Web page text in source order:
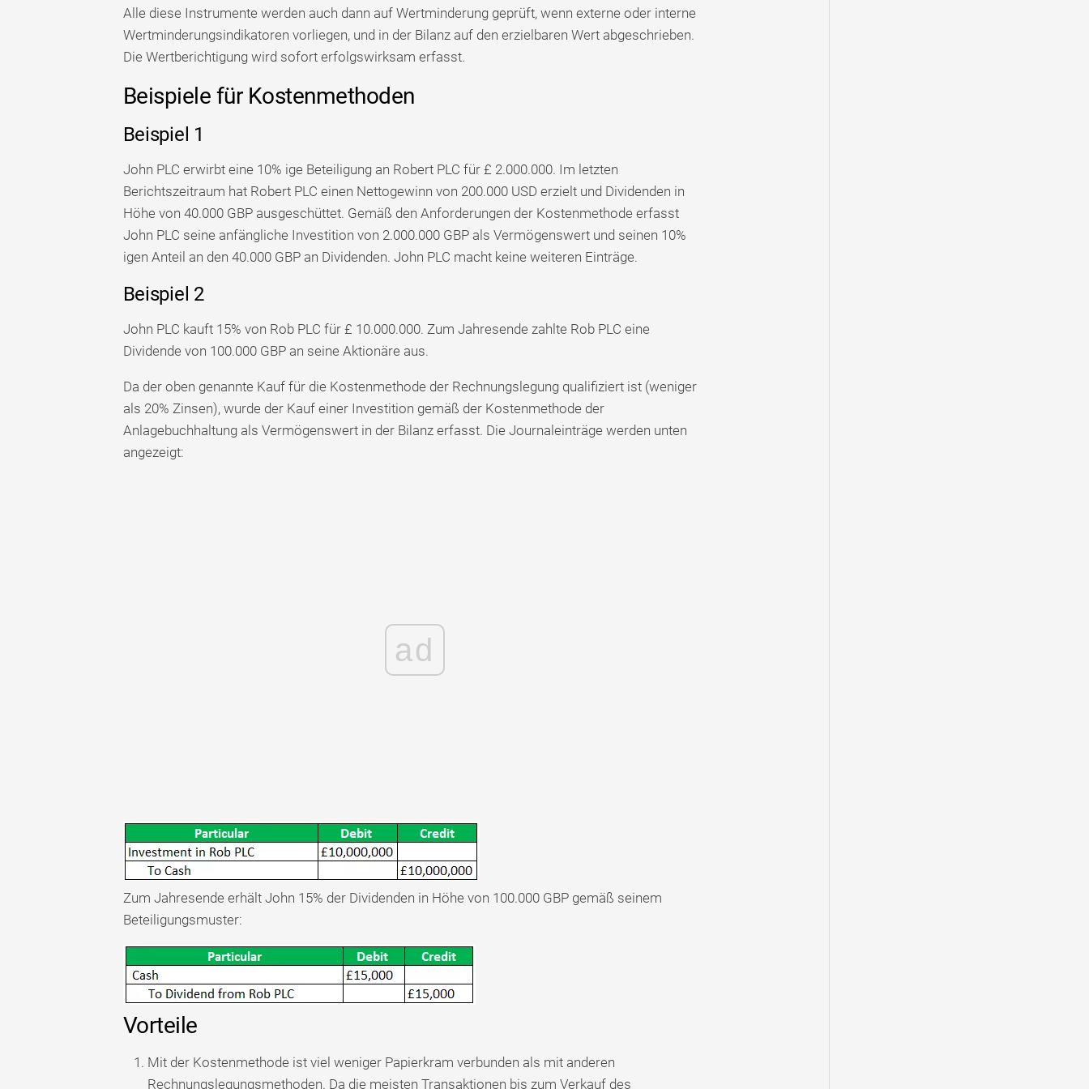
Alle diese Instrumente werden auch dann auf Wertminderung geprüft, wenn externe oder interne
Wertminderungsindikatoren vorliegen, und in der Bilanz auf den erzielbaren Wert abgeschrieben.
Die Wertberichtigung wird sofort erfolgswirksam erfasst.
Beispiele für Kostenmethoden
Beispiel 1
John PLC erwirbt eine 10% ige Beteiligung an Robert PLC für £ 2.000.000. Im letzten
Berichtszeitraum hat Robert PLC einen Nettogewinn von 200.000 USD erzielt und Dividenden in
Höhe von 40.000 GBP ausgeschüttet. Gemäß den Anforderungen der Kostenmethode erfasst
John PLC seine anfängliche Investition von 2.000.000 GBP als Vermögenswert und seinen 10%
igen Anteil an den 40.000 GBP an Dividenden. John PLC macht keine weiteren Einträge.
Beispiel 2
John PLC kauft 15% von Rob PLC für £ 10.000.000. Zum Jahresende zahlte Rob PLC eine
Dividende von 100.000 GBP an seine Aktionäre aus.
Da der oben genannte Kauf für die Kostenmethode der Rechnungslegung qualifiziert ist (weniger
als 20% Zinsen), wurde der Kauf einer Investition gemäß der Kostenmethode der
Anlagebuchhaltung als Vermögenswert in der Bilanz erfasst. Die Journaleinträge werden unten
angezeigt:
ad
Zum Jahresende erhält John 15% der Dividenden in Höhe von 100.000 GBP gemäß seinem
Beteiligungsmuster:
Vorteile
Mit der Kostenmethode ist viel weniger Papierkram verbunden als mit anderen
Rechnungslegungsmethoden. Da die meisten Transaktionen bis zum Verkauf des